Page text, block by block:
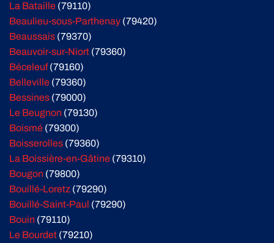
La Bataille (79110)
Beaulieu-sous-Parthenay (79420)
Beaussais (79370)
Beauvoir-sur-Niort (79360)
Béceleuf(79160)
Belleville (79360)
Bessines (79000)
Le Beugnon (79130)
Boismé (79300)
Boisserolles (79360)
La Boissière-en-Gâtine (79310)
Bougon (79800)
Bouillé-Loretz (79290)
Bouillé-Saint-Paul (79290)
Bouin (79110)
Le Bourdet (79210)